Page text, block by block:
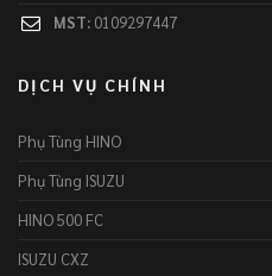
MST: 0109297447
DỊCH VỤ CHÍNH
Phụ Tùng HINO
Phụ Tùng ISUZU
HINO 500 FC
ISUZU CXZ